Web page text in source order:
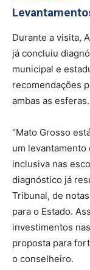
Durante a visita,
já concluiu
municipal e
recomendações
ambas as esferas.
“Mato Grosso
um levantamento
inclusiva nas
diagnóstico já
Tribunal, de
para o Estado.
investimentos
proposta para
o conselheiro.